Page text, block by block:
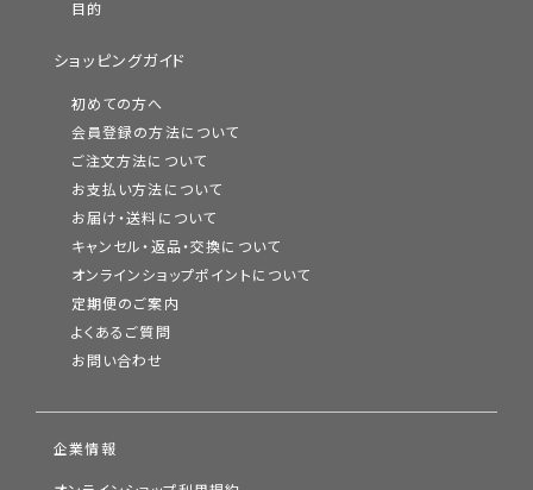
目的
ショッピングガイド
初めての方へ
会員登録の方法について
ご注文方法について
お支払い方法について
お届け・送料について
キャンセル・返品・交換について
オンラインショップポイントについて
定期便のご案内
よくあるご質問
お問い合わせ
企業情報